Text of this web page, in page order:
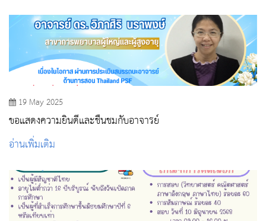
19 May 2025
ขอแสดงความยินดีและชื่นชมกับอาจารย์
อ่านเพิ่มเติม